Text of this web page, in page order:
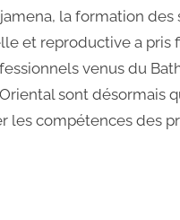
la formation
et reproductive a pris
venus du
sont désormais
les compétences des